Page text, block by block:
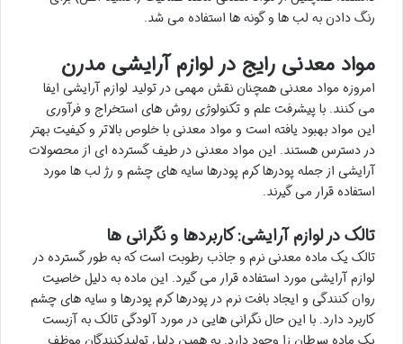
رنگ دادن به لب ها و گونه ها استفاده می شد.
مواد معدنی رایج در لوازم آرایشی مدرن
امروزه مواد معدنی همچنان نقش مهمی در تولید لوازم آرایشی ایفا
می کنند. با پیشرفت علم و تکنولوژی روش های استخراج و فرآوری
این مواد بهبود یافته است و مواد معدنی با خلوص بالاتر و کیفیت بهتر
در دسترس هستند. این مواد معدنی در طیف گسترده ای از محصولات
آرایشی از جمله پودرها کرم پودرها سایه های چشم و رژ لب ها مورد
استفاده قرار می گیرند.
تالک در لوازم آرایشی: کاربردها و نگرانی ها
تالک یک ماده معدنی نرم و جاذب رطوبت است که به طور گسترده در
لوازم آرایشی مورد استفاده قرار می گیرد. این ماده به دلیل خاصیت
روان کنندگی و ایجاد بافت نرم در پودرها کرم پودرها و سایه های چشم
کاربرد دارد. با این حال نگرانی هایی در مورد آلودگی تالک به آزبست